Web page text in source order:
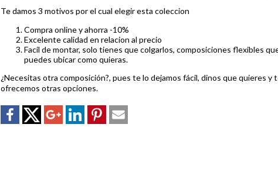
Te damos 3 motivos por el cual elegir esta coleccion
Compra online y ahorra -10%
Excelente calidad en relacion al precio
Facil de montar, solo tienes que colgarlos, composiciones flexibles
puedes ubicar como quieras.
¿Necesitas otra composición?, pues te lo dejamos fácil, dinos que quieres y
ofrecemos otras opciones.